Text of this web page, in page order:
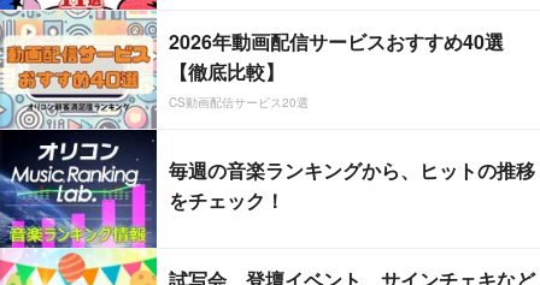
2026年動画配信サービスおすすめ40選
【徹底比較】
CS動画配信サービス20選
毎週の音楽ランキングから、ヒットの推移
をチェック！